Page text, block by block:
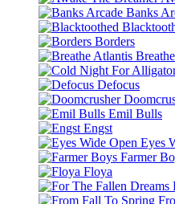
Banks
Borders
Defocus
Emil Bulls
Engst
Eyes
Farmer
Floya